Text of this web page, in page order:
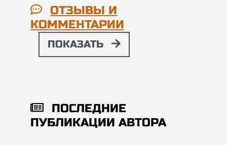
ОТЗЫВЫ И
КОММЕНТАРИИ
ПОКАЗАТЬ
ПОСЛЕДНИЕ
ПУБЛИКАЦИИ АВТОРА